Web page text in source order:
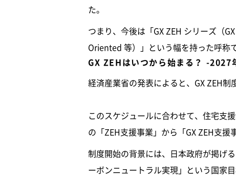
た。
つまり、今後は「GX ZEH シリーズ（
Oriented 等）」という幅を持った呼称
GX ZEHはいつから始まる？ -2027
経済産業省の発表によると、GX ZEH制
このスケジュールに合わせて、住宅支
の「ZEH支援事業」から「GX ZEH支援
制度開始の背景には、日本政府が掲げ
ーボンニュートラル実現」という国家目